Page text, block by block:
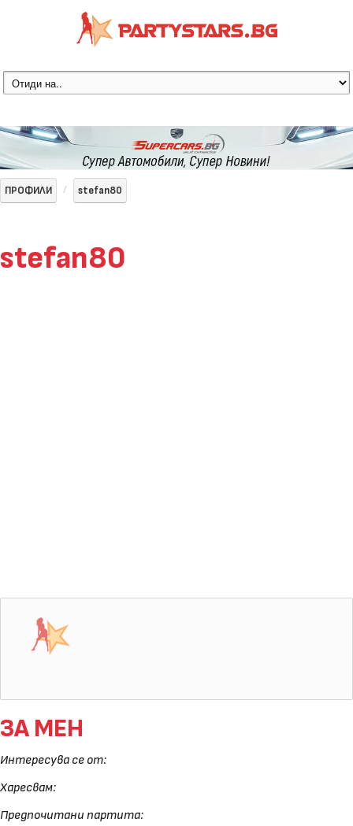
ПРОФИЛИ stefan80
stefan80
ЗА МЕН
Интересува се от:
Харесвам:
Предпочитани партита: